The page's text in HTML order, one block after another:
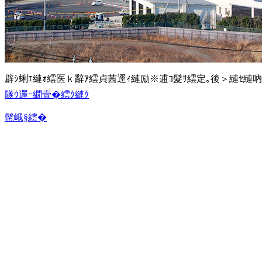
辟ｼ蜊ｴ縺ｫ繧医ｋ辭ｱ繧貞茜逕ｨ縺励※逋ｺ髮ｻ繧定｡後＞縺ｾ縺
隧ｳ邏ｰ繝壹�繧ｸ縺ｸ
髢峨§繧�